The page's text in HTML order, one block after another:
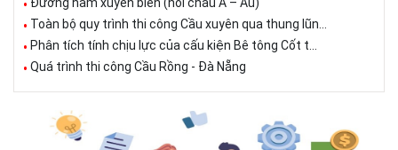
Toàn bộ quy trình thi công Cầu xuyên qua thung lũn...
Phân tích tính chịu lực của cấu kiện Bê tông Cốt t...
Quá trình thi công Cầu Rồng - Đà Nẵng